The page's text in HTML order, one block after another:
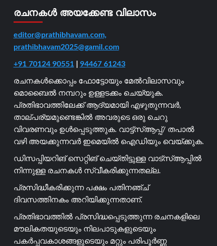
രചനകൾ അയക്കേണ്ട വിലാസം
editor@prathibhavam.com,
prathibhavam2025@gamil.com
+91 70124 90551| 94467 61243
രചനകൾക്കൊപ്പം ഫോട്ടോയും മേൽവിലാസവും
മൊബൈൽ നമ്പറും ഉള്ളടക്കം ചെയ്യുക.
പ്രതിഭാവത്തിലേക്ക് ആദ്യമായി എഴുതുന്നവർ,
താല്പര്യമുണ്ടെങ്കിൽ അവരുടെ ഒരു ചെറു
വിവരണവും ഉൾപ്പെടുത്തുക. വാട്ട്സ്ആപ്പ്/ തപാൽ
വഴി അയക്കുന്നവർ ഇമെയിൽ ഐഡിയും വെയ്ക്കുക.
ഡിസപ്പിയറിങ് സെറ്റിങ് ചെയ്തിട്ടുള്ള വാട്സ്ആപ്പിൽ
നിന്നുള്ള രചനകൾ സ്വീകരിക്കുന്നതല്ല.
പ്രസിദ്ധീകരിക്കുന്ന പക്ഷം പതിനഞ്ച്
ദിവസത്തിനകം അറിയിക്കുന്നതാണ്.
പ്രതിഭാവത്തിൽ പ്രസിദ്ധപ്പെടുത്തുന്ന രചനകളിലെ
മൗലികതയുടെയും നിലപാടുകളുടെയും
പകർപ്പവകാശങ്ങളുടെയും മറ്റും പരിപൂർണ്ണ